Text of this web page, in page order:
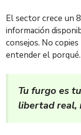
El sector crece un
información
consejos. No
entender el porqué.
Tu furgo es
libertad real,